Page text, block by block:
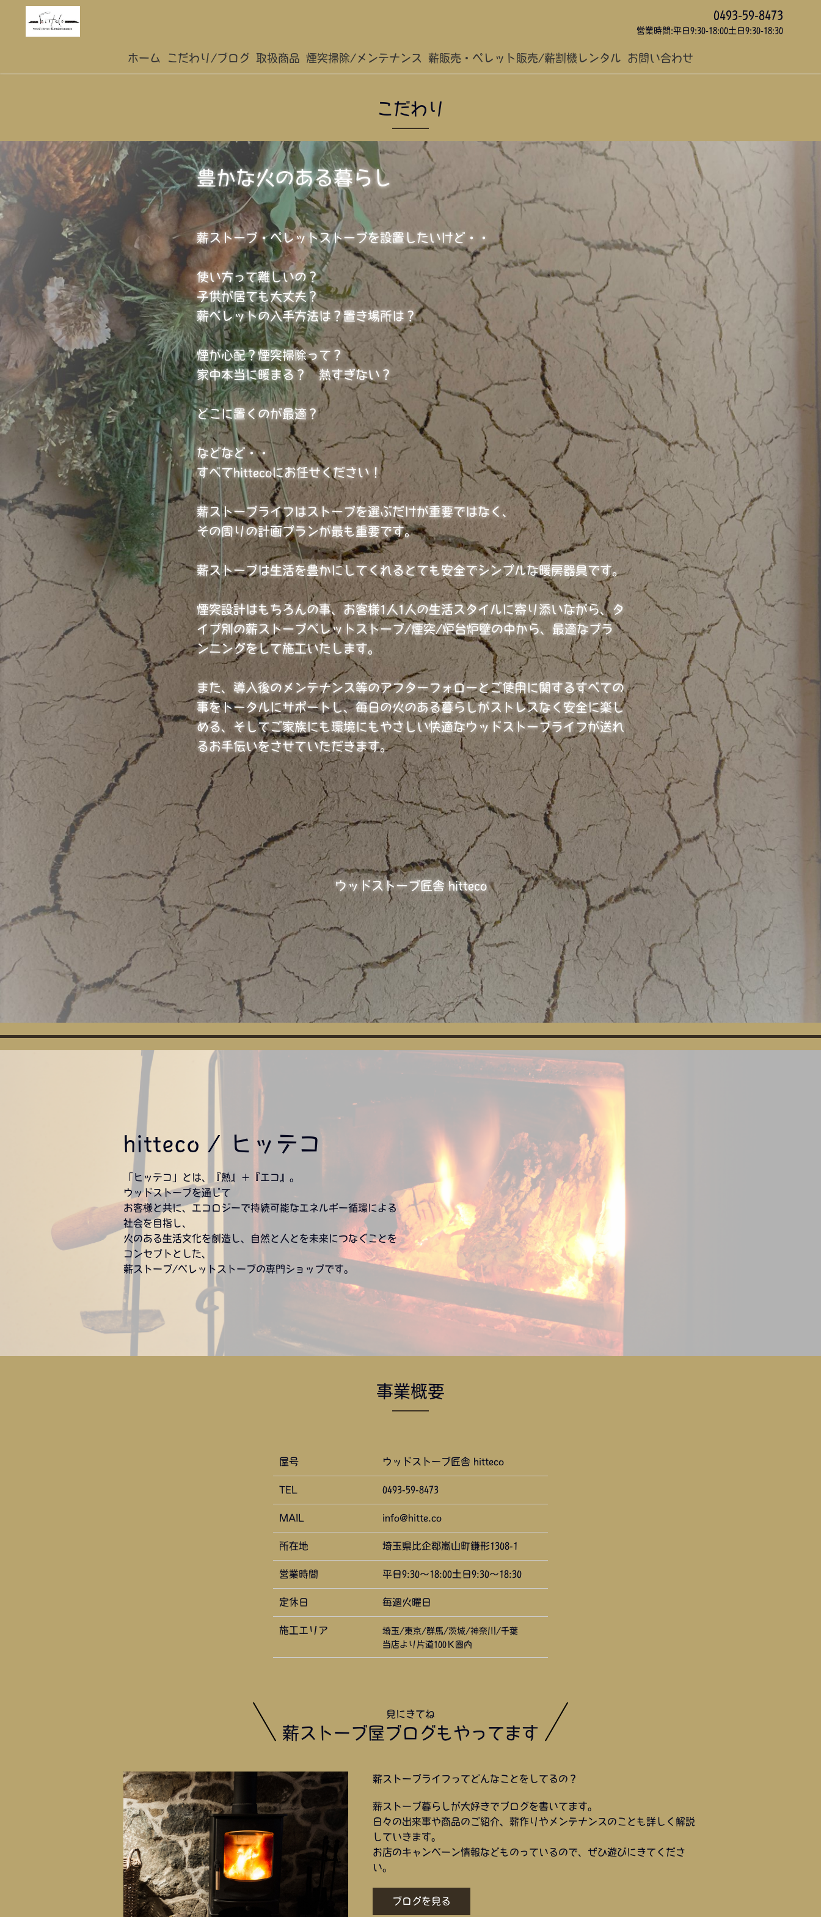
0493-59-8473
営業時間:平日9:30-18:00土日9:30-18:30
ホーム こだわり/ブログ 取扱商品 煙突掃除/メンテナンス 薪販売・ペレット販売/薪割機レンタル お問い合わせ
こだわり
豊かな火のある暮らし
薪ストーブ・ペレットストーブを設置したいけど・・
使い方って難しいの？
子供が居ても大丈夫？
薪ペレットの入手方法は？置き場所は？
煙が心配？煙突掃除って？
家中本当に暖まる？ 熱すぎない？
どこに置くのが最適？
などなど・・
すべてhittecoにお任せください！
薪ストーブライフはストーブを選ぶだけが重要ではなく、
その周りの計画プランが最も重要です。
薪ストーブは生活を豊かにしてくれるとても安全でシンプルな暖房器具です。
煙突設計はもちろんの事、お客様1人1人の生活スタイルに寄り添いながら、タ
イプ別の薪ストーブペレットストーブ/煙突/炉台炉壁の中から、最適なプラ
ンニングをして施工いたします。
また、導入後のメンテナンス等のアフターフォローとご使用に関するすべての
事をトータルにサポートし、毎日の火のある暮らしがストレスなく安全に楽し
める、そしてご家族にも環境にもやさしい快適なウッドストーブライフが送れ
るお手伝いをさせていただきます。
ウッドストーブ匠舎 hitteco
hitteco / ヒッテコ
「ヒッテコ」とは、『熱』＋『エコ』。
ウッドストーブを通じて
お客様と共に、エコロジーで持続可能なエネルギー循環による
社会を目指し、
火のある生活文化を創造し、自然と人とを未来につなぐことを
コンセプトとした、
薪ストーブ/ペレットストーブの専門ショップです。
事業概要
屋号 ウッドストーブ匠舎 hitteco
TEL 0493-59-8473
MAIL info@hitte.co
所在地 埼玉県比企郡嵐山町鎌形1308-1
営業時間 平日9:30～18:00土日9:30～18:30
定休日 毎週火曜日
施工エリア
埼玉/東京/群馬/茨城/神奈川/千葉
当店より片道100Ｋ圏内
見にきてね
薪ストーブ屋ブログもやってます
薪ストーブライフってどんなことをしてるの？
薪ストーブ暮らしが大好きでブログを書いてます。
日々の出来事や商品のご紹介、薪作りやメンテナンスのことも詳しく解説
していきます。
お店のキャンペーン情報などものっているので、ぜひ遊びにきてくださ
い。
ブログを見る